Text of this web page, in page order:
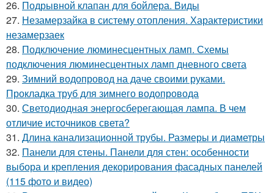
26. Подрывной клапан для бойлера. Виды
27. Незамерзайка в систему отопления. Характеристики
незамерзаек
28. Подключение люминесцентных ламп. Схемы
подключения люминесцентных ламп дневного света
29. Зимний водопровод на даче своими руками.
Прокладка труб для зимнего водопровода
30. Светодиодная энергосберегающая лампа. В чем
отличие источников света?
31. Длина канализационной трубы. Размеры и диаметры
32. Панели для стены. Панели для стен: особенности
выбора и крепления декорирования фасадных панелей
(115 фото и видео)